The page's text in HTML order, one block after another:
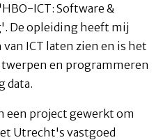
ICT: Software &
De opleiding heeft mij
ICT laten zien en is het
en programmeren
data.
een project gewerkt om
Utrecht's vastgoed